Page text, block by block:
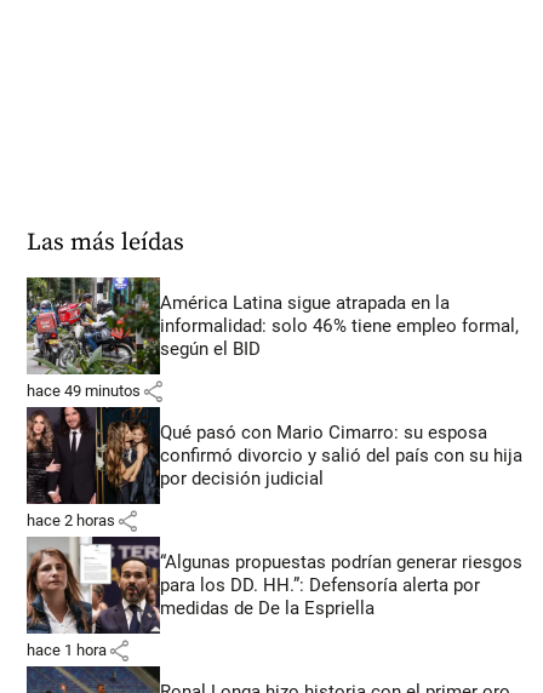
Las más leídas
América Latina sigue atrapada en la
informalidad: solo 46% tiene empleo formal,
según el BID
hace 49 minutos share
Qué pasó con Mario Cimarro: su esposa
confirmó divorcio y salió del país con su hija
por decisión judicial
hace 2 horas share
“Algunas propuestas podrían generar riesgos
para los DD. HH.”: Defensoría alerta por
medidas de De la Espriella
hace 1 hora share